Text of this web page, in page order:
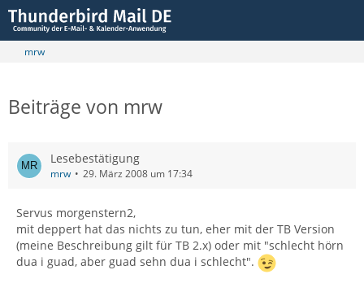
mrw
Beiträge von mrw
Lesebestätigung
mrw 29. März 2008 um 17:34
Servus morgenstern2,
mit deppert hat das nichts zu tun, eher mit der TB Version
(meine Beschreibung gilt für TB 2.x) oder mit "schlecht hörn
dua i guad, aber guad sehn dua i schlecht".